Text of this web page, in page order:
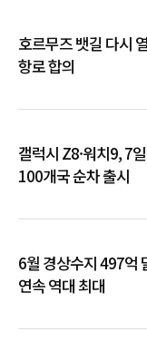
호르무즈 뱃길 다시
항로 합의
갤럭시 Z8·워치9, 7
100개국 순차 출시
6월 경상수지 497억
연속 역대 최대